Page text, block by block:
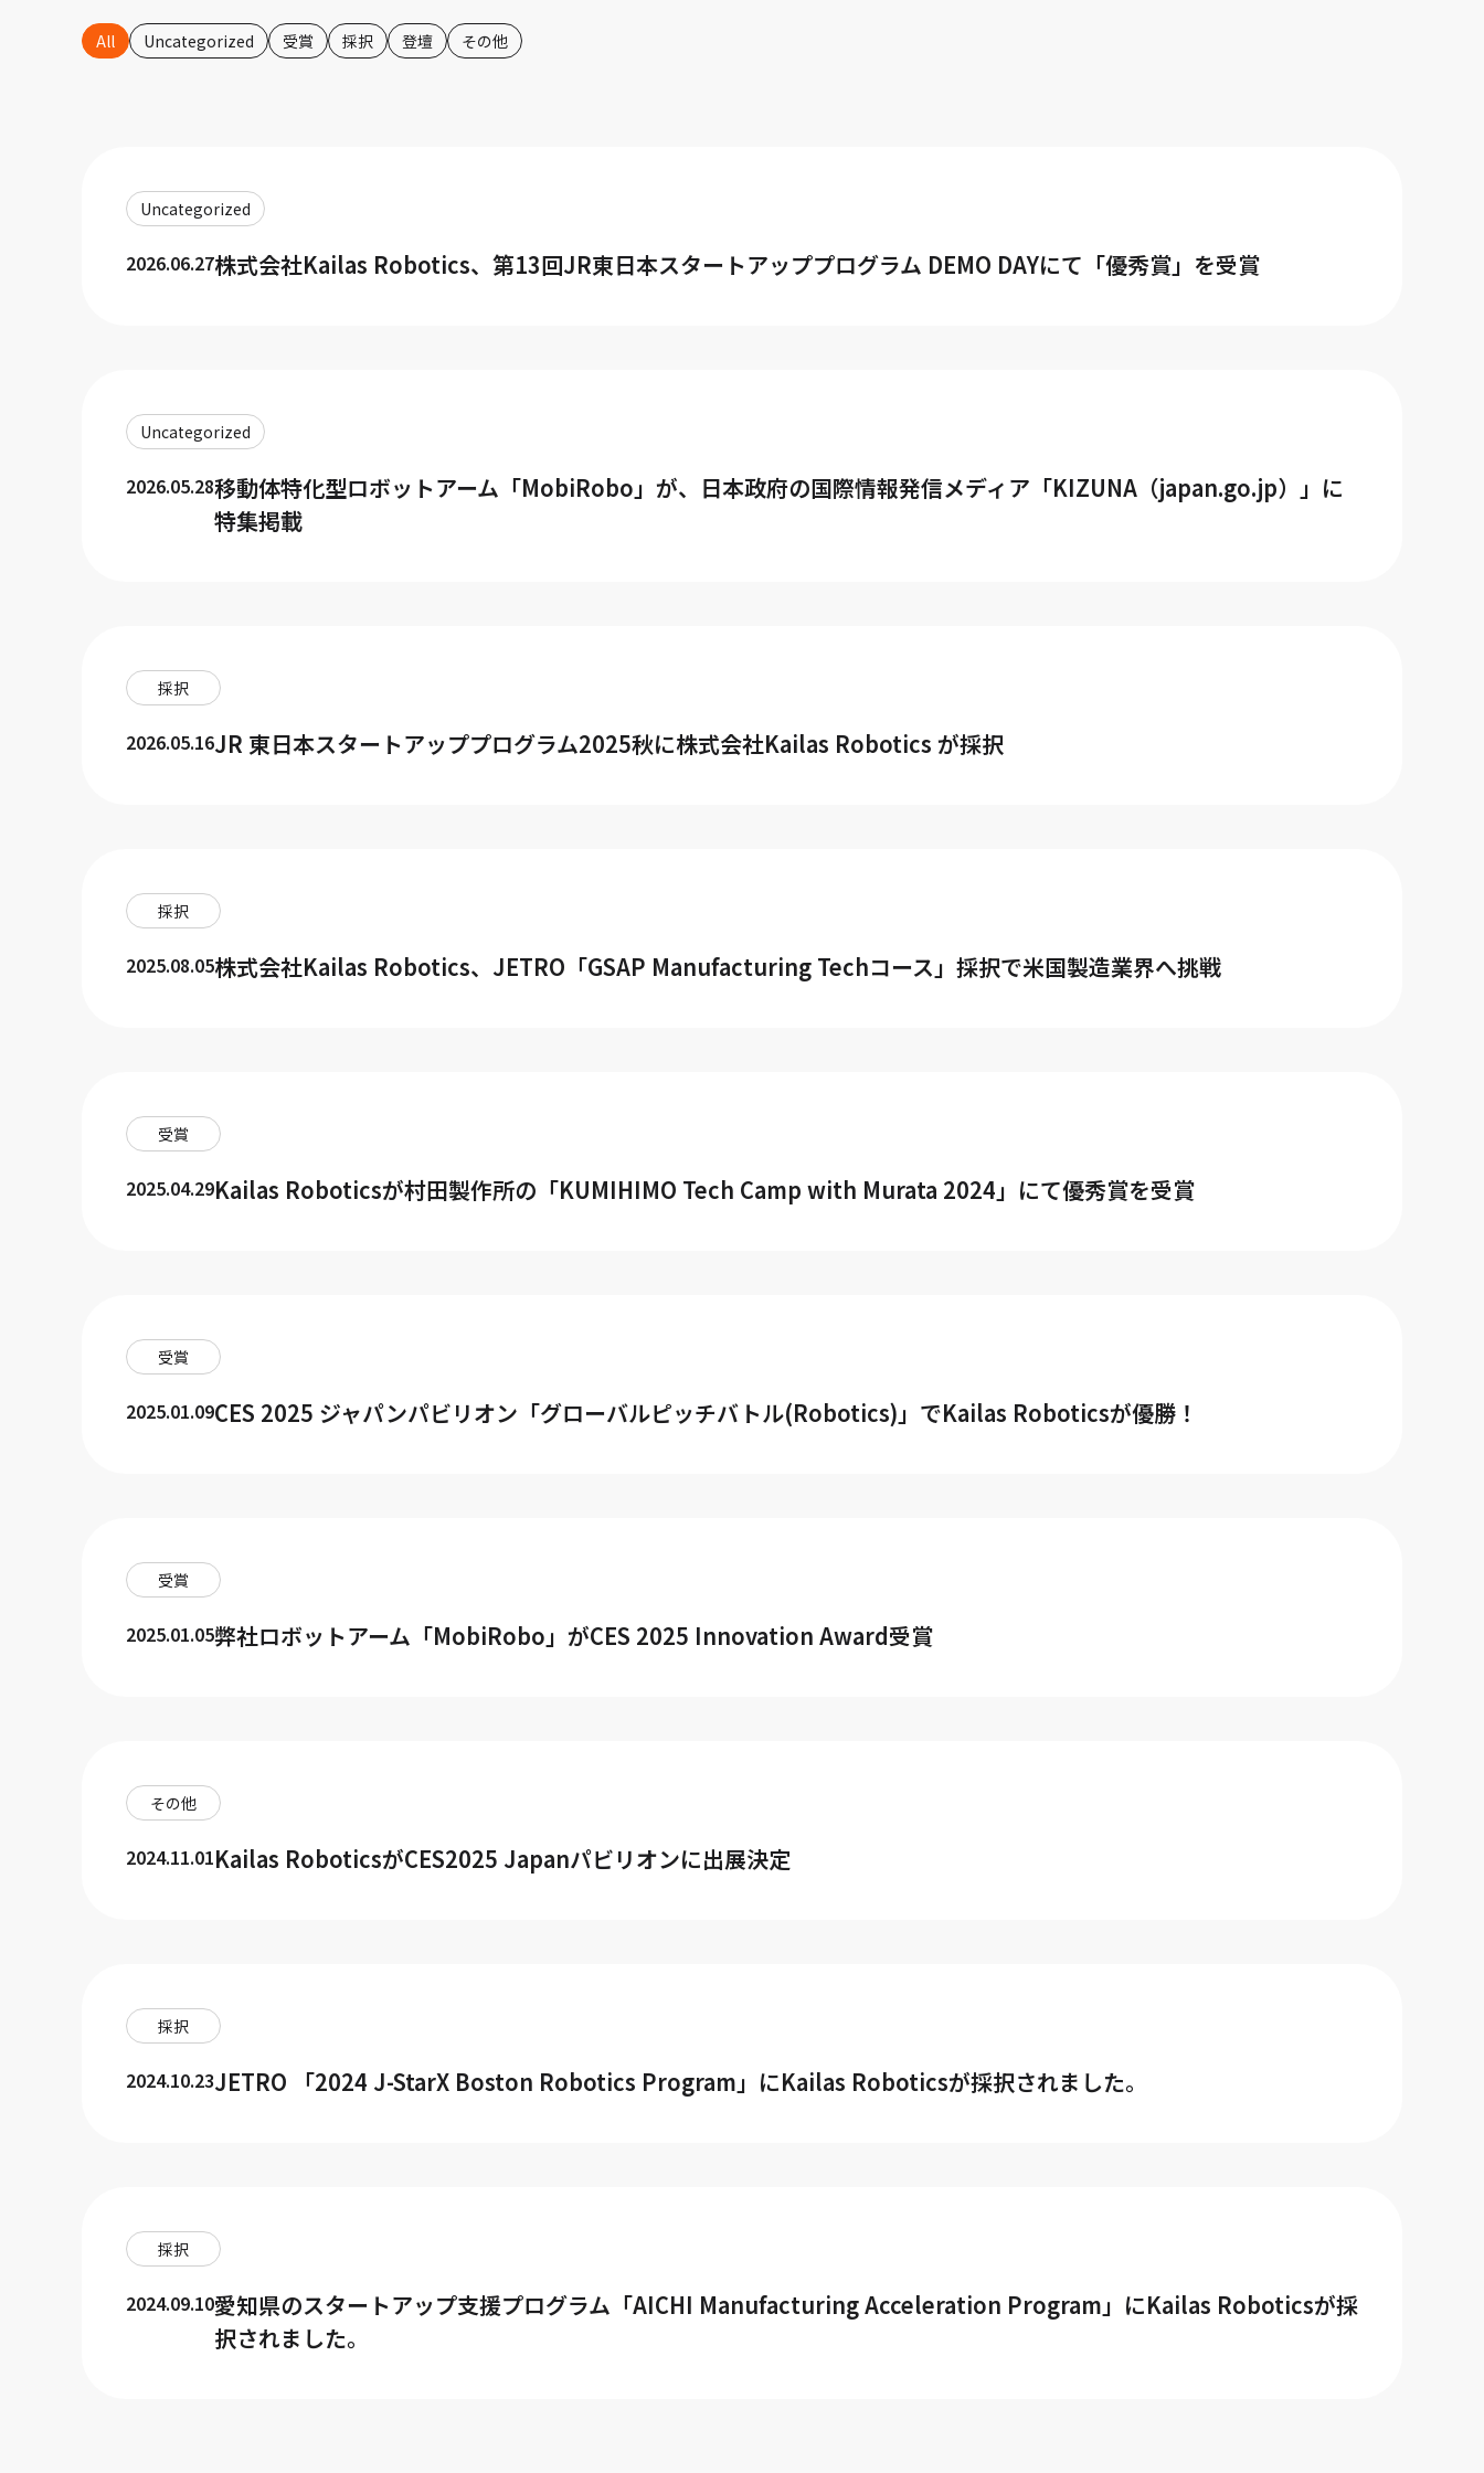
All Uncategorized 受賞 採択 登壇 その他
Uncategorized
2026.06.27株式会社Kailas Robotics、第13回JR東日本スタートアッププログラム DEMO DAYにて「優秀賞」を受賞
Uncategorized
2026.05.28移動体特化型ロボットアーム「MobiRobo」が、日本政府の国際情報発信メディア「KIZUNA（japan.go.jp）」に
特集掲載
採択
2026.05.16JR 東⽇本スタートアッププログラム2025秋に株式会社Kailas Robotics が採択
採択
2025.08.05株式会社Kailas Robotics、JETRO「GSAP Manufacturing Techコース」採択で米国製造業界へ挑戦
受賞
2025.04.29Kailas Roboticsが村田製作所の「KUMIHIMO Tech Camp with Murata 2024」にて優秀賞を受賞
受賞
2025.01.09CES 2025 ジャパンパビリオン「グローバルピッチバトル(Robotics)」でKailas Roboticsが優勝！
受賞
2025.01.05弊社ロボットアーム「MobiRobo」がCES 2025 Innovation Award受賞
その他
2024.11.01Kailas RoboticsがCES2025 Japanパビリオンに出展決定
採択
2024.10.23JETRO 「2024 J-StarX Boston Robotics Program」にKailas Roboticsが採択されました。
採択
2024.09.10愛知県のスタートアップ支援プログラム「AICHI Manufacturing Acceleration Program」にKailas Roboticsが採
択されました。